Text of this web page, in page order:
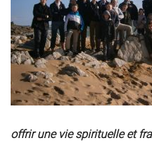
offrir une vie spirituelle et